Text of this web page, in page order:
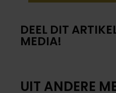
DEEL DIT
MEDIA!
UIT ANDERE